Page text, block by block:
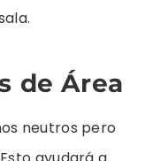
de Área
neutros pero